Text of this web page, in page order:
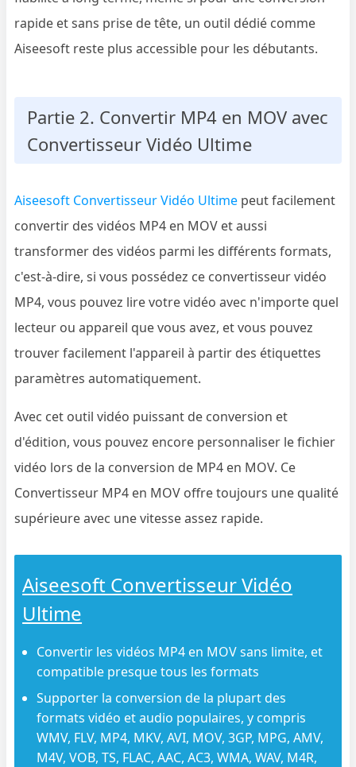
rapide et sans prise de tête, un outil dédié comme
Aiseesoft reste plus accessible pour les débutants.
Partie 2. Convertir MP4 en MOV avec
Convertisseur Vidéo Ultime
Aiseesoft Convertisseur Vidéo Ultime peut facilement
convertir des vidéos MP4 en MOV et aussi
transformer des vidéos parmi les différents formats,
c'est-à-dire, si vous possédez ce convertisseur vidéo
MP4, vous pouvez lire votre vidéo avec n'importe quel
lecteur ou appareil que vous avez, et vous pouvez
trouver facilement l'appareil à partir des étiquettes
paramètres automatiquement.
Avec cet outil vidéo puissant de conversion et
d'édition, vous pouvez encore personnaliser le fichier
vidéo lors de la conversion de MP4 en MOV. Ce
Convertisseur MP4 en MOV offre toujours une qualité
supérieure avec une vitesse assez rapide.
Aiseesoft Convertisseur Vidéo
Ultime
Convertir les vidéos MP4 en MOV sans limite, et
compatible presque tous les formats
Supporter la conversion de la plupart des
formats vidéo et audio populaires, y compris
WMV, FLV, MP4, MKV, AVI, MOV, 3GP, MPG, AMV,
M4V, VOB, TS, FLAC, AAC, AC3, WMA, WAV, M4R,